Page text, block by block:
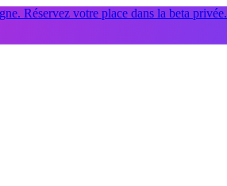
Réservez votre place dans la beta privée.